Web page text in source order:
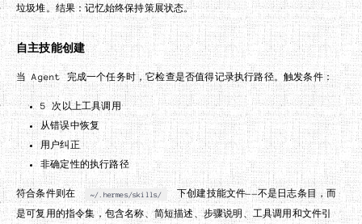
垃圾堆。结果：记忆始终保持策展状态。
自主技能创建
当 Agent 完成一个任务时，它检查是否值得记录执行路径。触发条件：
5 次以上工具调用
从错误中恢复
用户纠正
非确定性的执行路径
符合条件则在 ~/.hermes/skills/ 下创建技能文件——不是日志条目，而
是可复用的指令集，包含名称、简短描述、步骤说明、工具调用和文件引